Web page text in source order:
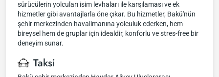
sürücülerin yolcuları isim levhaları ile karşılaması ve ek
hizmetler gibi avantajlarla öne çıkar. Bu hizmetler, Bakü'nün
şehir merkezinden havalimanına yolculuk ederken, hem
bireysel hem de gruplar için idealdir, konforlu ve stres-free bir
deneyim sunar.
Taksi